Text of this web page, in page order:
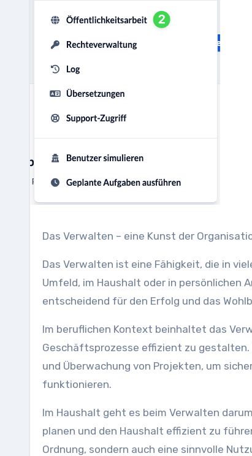
Das Verwalten – eine Kunst der
Das Verwalten ist eine Fähigkeit, die in
Umfeld, im Haushalt oder in persönlichen
entscheidend für den Erfolg und das
Im beruflichen Kontext beinhaltet das
Geschäftsprozesse effizient zu
und Überwachung von Projekten, um
funktionieren.
Im Haushalt geht es beim Verwalten
planen und den Haushalt effizient zu
Ordnung, sondern auch eine sinnvolle